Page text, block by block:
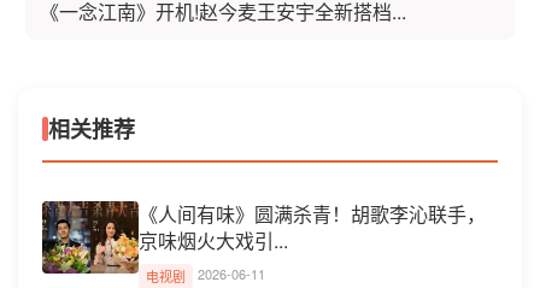
《一念江南》开机!赵今麦王安宇全新搭档...
相关推荐
《人间有味》圆满杀青！胡歌李沁联手，
京味烟火大戏引...
电视剧 2026-06-11